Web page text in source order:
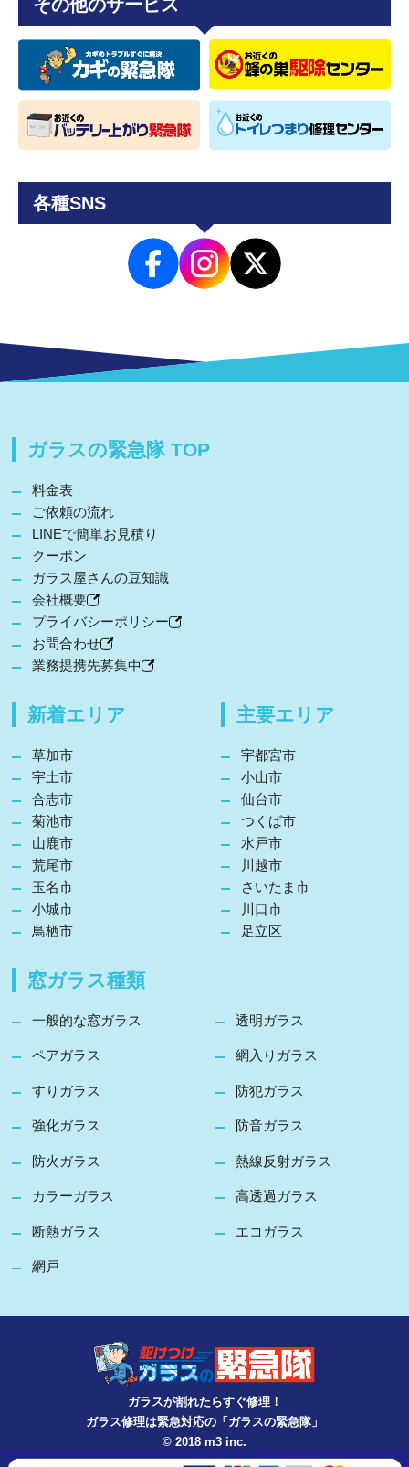
その他のサービス
各種SNS
ガラスの緊急隊 TOP
料金表
ご依頼の流れ
LINEで簡単お見積り
クーポン
ガラス屋さんの豆知識
会社概要
プライバシーポリシー
お問合わせ
業務提携先募集中
新着エリア
草加市
宇土市
合志市
菊池市
山鹿市
荒尾市
玉名市
小城市
鳥栖市
主要エリア
宇都宮市
小山市
仙台市
つくば市
水戸市
川越市
さいたま市
川口市
足立区
窓ガラス種類
一般的な窓ガラス 透明ガラス
ペアガラス 網入りガラス
すりガラス 防犯ガラス
強化ガラス 防音ガラス
防火ガラス 熱線反射ガラス
カラーガラス 高透過ガラス
断熱ガラス エコガラス
網戸
ガラスが割れたらすぐ修理！
ガラス修理は緊急対応の「ガラスの緊急隊」
© 2018 m3 inc.